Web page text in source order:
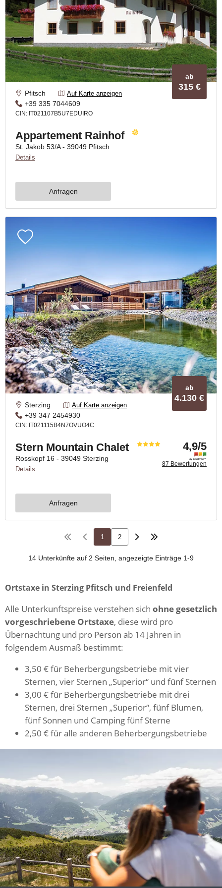
Ortstaxe in Sterzing Pfitsch und Freienfeld
Alle Unterkunftspreise verstehen sich ohne gesetzlich
vorgeschriebene Ortstaxe, diese wird pro
Übernachtung und pro Person ab 14 Jahren in
folgendem Ausmaß bestimmt:
3,50 € für Beherbergungsbetriebe mit vier
Sternen, vier Sternen „Superior“ und fünf Sternen
3,00 € für Beherbergungsbetriebe mit drei
Sternen, drei Sternen „Superior“, fünf Blumen,
fünf Sonnen und Camping fünf Sterne
2,50 € für alle anderen Beherbergungsbetriebe